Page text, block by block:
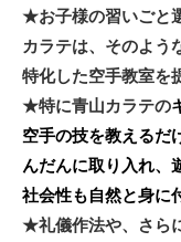
★お子様の習いごと
カラテは、そのよう
特化した空手教室を
★特に青山カラテの
空手の技を教えるだ
んだんに取り入れ、
社会性も自然と身に
★礼儀作法や、さら